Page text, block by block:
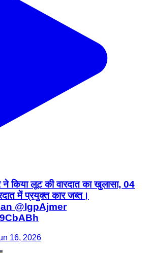
ने किया लूट की वारदात का खुलासा, 04
में प्रयुक्त कार जब्त।
@IgpAjmer
16, 2026